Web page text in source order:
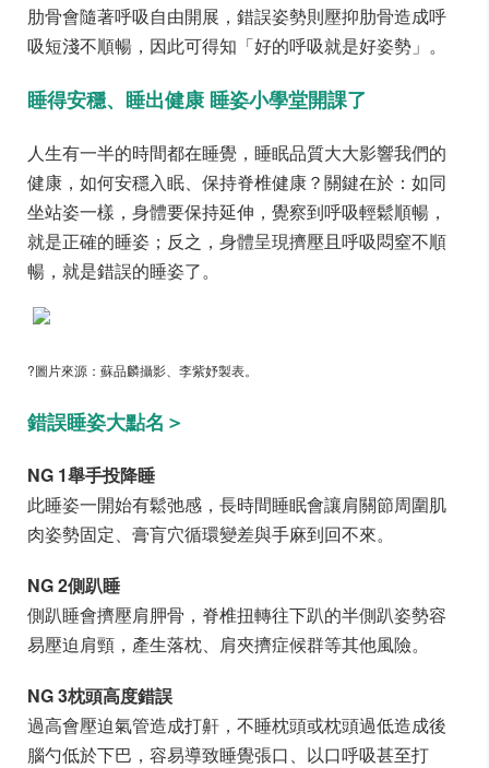
肋骨會隨著呼吸自由開展，錯誤姿勢則壓抑肋骨造成呼
吸短淺不順暢，因此可得知「好的呼吸就是好姿勢」。
睡得安穩、睡出健康 睡姿小學堂開課了
人生有一半的時間都在睡覺，睡眠品質大大影響我們的
健康，如何安穩入眠、保持脊椎健康？關鍵在於：如同
坐站姿一樣，身體要保持延伸，覺察到呼吸輕鬆順暢，
就是正確的睡姿；反之，身體呈現擠壓且呼吸悶窒不順
暢，就是錯誤的睡姿了。
?圖片來源：蘇品麟攝影、李紫妤製表。
錯誤睡姿大點名＞
NG 1舉手投降睡
此睡姿一開始有鬆弛感，長時間睡眠會讓肩關節周圍肌
肉姿勢固定、膏肓穴循環變差與手麻到回不來。
NG 2側趴睡
側趴睡會擠壓肩胛骨，脊椎扭轉往下趴的半側趴姿勢容
易壓迫肩頸，產生落枕、肩夾擠症候群等其他風險。
NG 3枕頭高度錯誤
過高會壓迫氣管造成打鼾，不睡枕頭或枕頭過低造成後
腦勺低於下巴，容易導致睡覺張口、以口呼吸甚至打